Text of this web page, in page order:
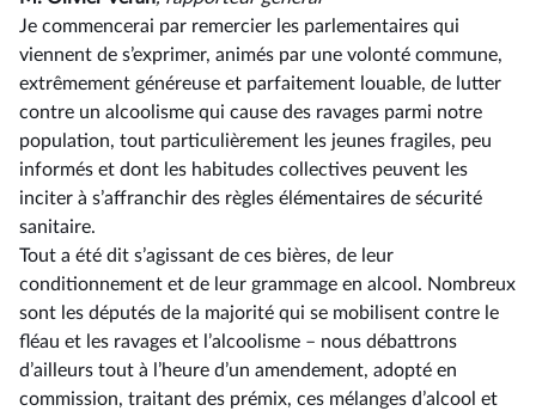
Je commencerai par remercier les parlementaires qui
viennent de s’exprimer, animés par une volonté commune,
extrêmement généreuse et parfaitement louable, de lutter
contre un alcoolisme qui cause des ravages parmi notre
population, tout particulièrement les jeunes fragiles, peu
informés et dont les habitudes collectives peuvent les
inciter à s’affranchir des règles élémentaires de sécurité
sanitaire.
Tout a été dit s’agissant de ces bières, de leur
conditionnement et de leur grammage en alcool. Nombreux
sont les députés de la majorité qui se mobilisent contre le
fléau et les ravages et l’alcoolisme –⁠ nous débattrons
d’ailleurs tout à l’heure d’un amendement, adopté en
commission, traitant des prémix, ces mélanges d’alcool et